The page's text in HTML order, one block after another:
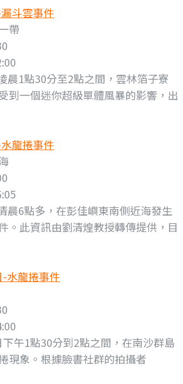
斗雲事件
帶
晨1點30分至2點之間，雲林箔子寮
到一個迷你超級單體風暴的影響，出
龍捲事件
晨6點多，在彭佳嶼東南側近海發生
。此資訊由劉清煌教授轉傳提供，目
水龍捲事件
午1點30分到2點之間，在南沙群島
現象。根據臉書社群的拍攝者